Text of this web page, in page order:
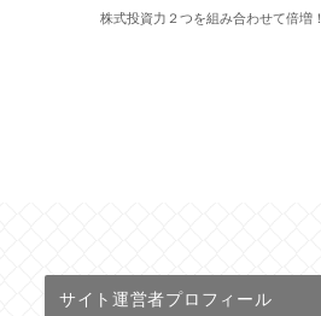
株式投資力２つを組み合わせて倍増！
サイト運営者プロフィール